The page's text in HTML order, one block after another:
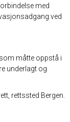
med
ved
måtte oppstå i
underlagt og
rettssted Bergen.